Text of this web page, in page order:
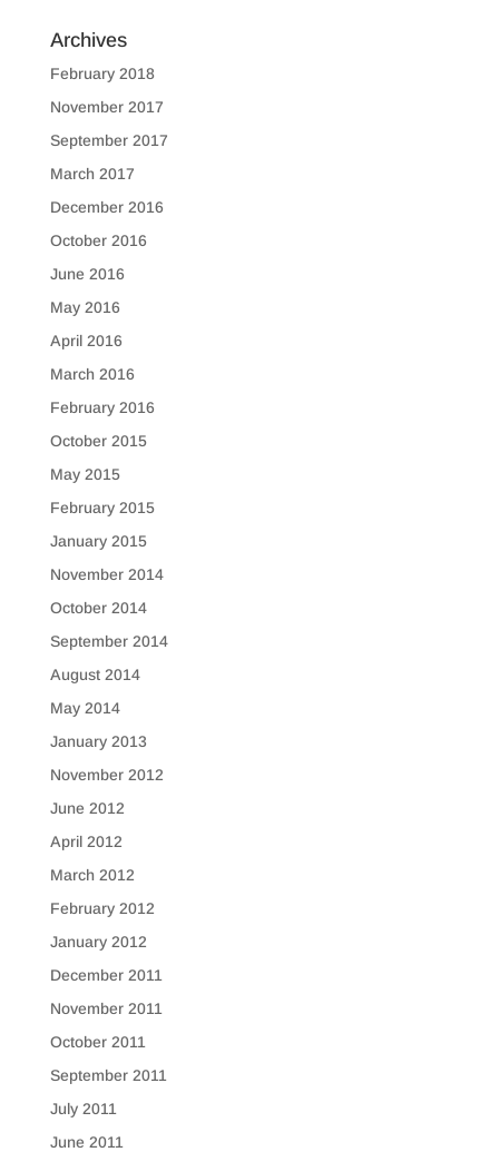
Archives
February 2018
November 2017
September 2017
March 2017
December 2016
October 2016
June 2016
May 2016
April 2016
March 2016
February 2016
October 2015
May 2015
February 2015
January 2015
November 2014
October 2014
September 2014
August 2014
May 2014
January 2013
November 2012
June 2012
April 2012
March 2012
February 2012
January 2012
December 2011
November 2011
October 2011
September 2011
July 2011
June 2011